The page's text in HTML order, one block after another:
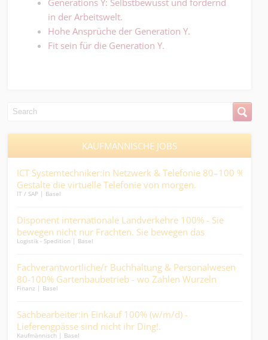
in der Arbeitswelt.
Hohe Ansprüche der Generation Y.
Fit sein für die Generation Y.
KAUFMÄNNISCHE JOBS
ICT Systemtechniker:in Netzwerk & Telefonie 80–100 % -
Gestalte die virtuelle Telefonie von morgen.
IT / SAP | Basel
Disponent internationale Landverkehre 100% - Sie
bewegen nicht nur Frachten. Sie bewegen das
Geschäft....
Logistik - Spedition | Basel
Fachverantwortliche/r Buchhaltung & Personalwesen
80-100% Gartenbaubetrieb - wo Zahlen Wurzeln
schlagen und Prozesse wachsen....
Finanz | Basel
Sachbearbeiter:in Einkauf 100% (w/m/d) -
Lieferengpässe sind nicht ihr Ding!.
Kaufmännisch | Basel